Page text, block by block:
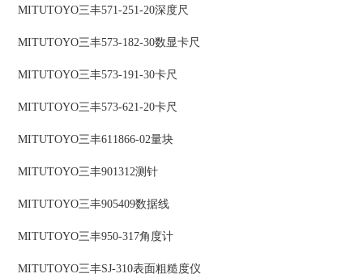
MITUTOYO三丰571-251-20深度尺
MITUTOYO三丰573-182-30数显卡尺
MITUTOYO三丰573-191-30卡尺
MITUTOYO三丰573-621-20卡尺
MITUTOYO三丰611866-02量块
MITUTOYO三丰901312测针
MITUTOYO三丰905409数据线
MITUTOYO三丰950-317角度计
MITUTOYO三丰SJ-310表面粗糙度仪